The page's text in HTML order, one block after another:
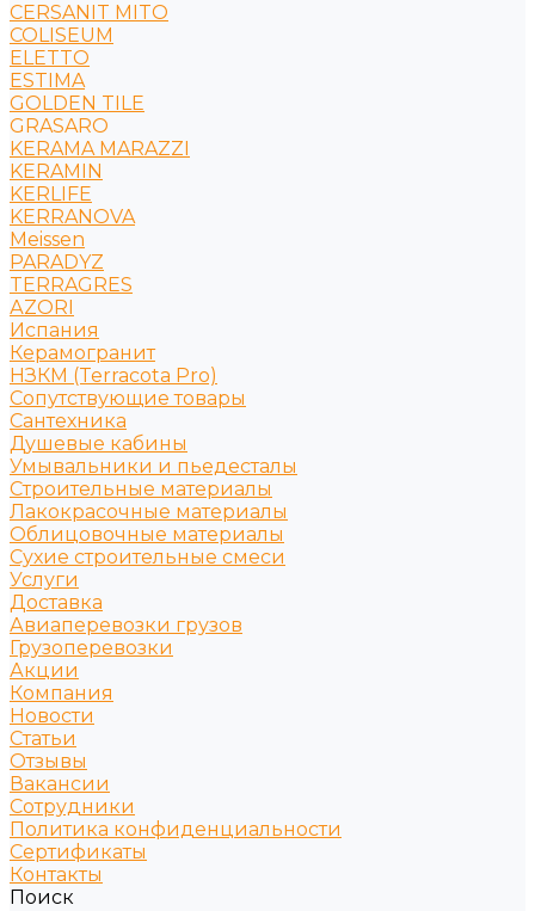
CERSANIT MITO
COLISEUM
ELETTO
ESTIMA
GOLDEN TILE
GRASARO
KERAMA MARAZZI
KERAMIN
KERLIFE
KERRANOVA
Meissen
PARADYZ
TERRAGRES
АZORI
Испания
Керамогранит
НЗКМ (Terracota Pro)
Сопутствующие товары
Сантехника
Душевые кабины
Умывальники и пьедесталы
Строительные материалы
Лакокрасочные материалы
Облицовочные материалы
Сухие строительные смеси
Услуги
Доставка
Авиаперевозки грузов
Грузоперевозки
Акции
Компания
Новости
Статьи
Отзывы
Вакансии
Сотрудники
Политика конфиденциальности
Сертификаты
Контакты
Поиск